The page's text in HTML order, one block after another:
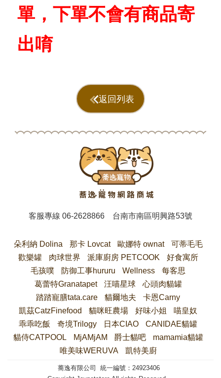
單，下單不會有商品寄
出唷
返回列表
客服專線06-2628866 台南市南區明興路53號
朵利納 Dolina 那卡 Lovcat 歐娜特 ownat
可蒂毛毛
歡樂罐
肉球世界 派庫廚房 PETCOOK
好食寓所
毛孩噗
防御工事hururu Wellness
每客思
葛蕾特Granatapet
汪喵星球
心頭肉貓罐
踏踏寵膳tata.care
貓爾地夫
卡恩Carny
凱茲CatzFinefood
貓咪旺農場 好味小姐
喵皇奴
乖乖吃飯
奇境Trilogy 日本CIAO
CANIDAE貓罐
貓侍CATPOOL
MjAMjAM 爵士貓吧
mamamia貓罐
唯美味WERUVA
凱特美廚
蕎逸有限公司 統一編號：24923406